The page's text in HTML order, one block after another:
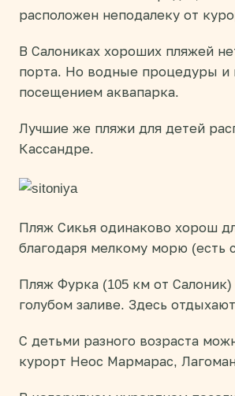
расположен неподалеку от
В Салониках хороших пляжей
порта. Но водные процедуры и
посещением аквапарка.
Лучшие же пляжи для детей
Кассандре.
Пляж Сикья одинаково хорош
благодаря мелкому морю (есть
Пляж Фурка (105 км от
голубом заливе. Здесь
С детьми разного возраста
курорт Неос Мармарас,